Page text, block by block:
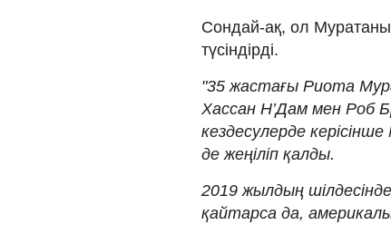
Сондай-ақ, ол Муратаны
түсіндірді.
"35 жастағы Риота
Хассан Н’Дам мен Роб
кездесулерде
де жеңіліп қалды.
2019 жылдың
қайтарса да,